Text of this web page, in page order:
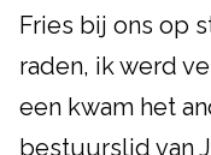
Fries bij ons op
raden, ik werd
een kwam het
bestuurslid van